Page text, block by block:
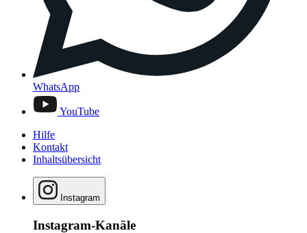
WhatsApp
YouTube
Hilfe
Kontakt
Inhaltsübersicht
Instagram
Instagram-Kanäle